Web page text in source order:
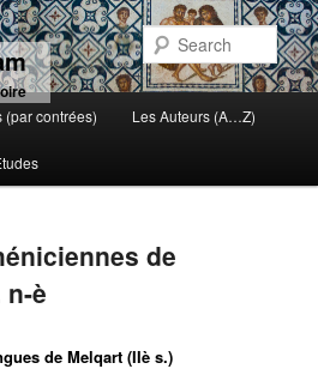
(par contrées) Les Auteurs (A…Z)
de
n-è
de Melqart (IIè s.)